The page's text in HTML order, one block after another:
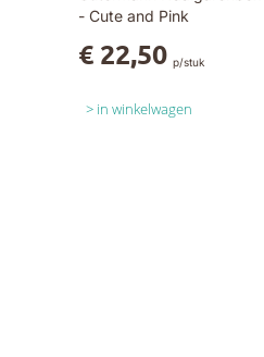
- Cute and Pink
€ 22,50 p/stuk
in winkelwagen